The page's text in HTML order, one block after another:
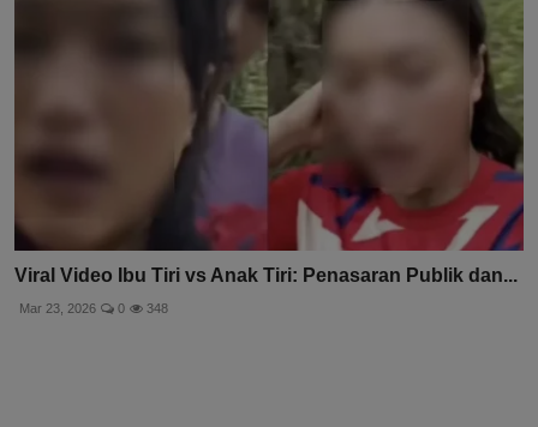
Viral Video Ibu Tiri vs Anak Tiri: Penasaran Publik dan...
Mar 23, 2026 0 348